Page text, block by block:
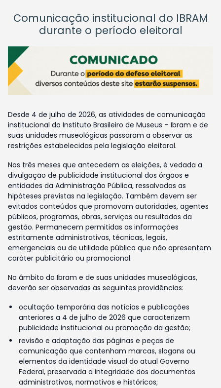
Comunicação institucional do IBRAM
durante o período eleitoral
Desde 4 de julho de 2026, as atividades de comunicação
institucional do Instituto Brasileiro de Museus – Ibram e de
suas unidades museológicas passaram a observar as
restrições estabelecidas pela legislação eleitoral.
Nos três meses que antecedem as eleições, é vedada a
divulgação de publicidade institucional dos órgãos e
entidades da Administração Pública, ressalvadas as
hipóteses previstas na legislação. Também devem ser
evitados conteúdos que promovam autoridades, agentes
públicos, programas, obras, serviços ou resultados da
gestão. Permanecem permitidas as informações
estritamente administrativas, técnicas, legais,
emergenciais ou de utilidade pública que não apresentem
caráter publicitário ou promocional.
No âmbito do Ibram e de suas unidades museológicas,
deverão ser observadas as seguintes providências:
ocultação temporária das notícias e publicações
anteriores a 4 de julho de 2026 que caracterizem
publicidade institucional ou promoção da gestão;
revisão e adaptação das páginas e peças de
comunicação que contenham marcas, slogans ou
elementos da identidade visual do atual Governo
Federal, preservada a integridade dos documentos
administrativos, normativos e históricos;